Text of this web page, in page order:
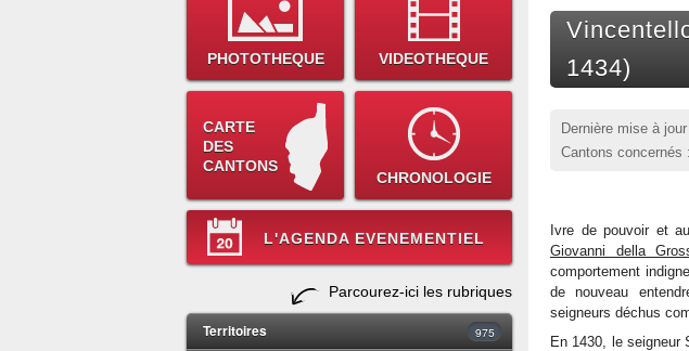
PHOTOTHEQUE VIDEOTHEQUE
CARTE
DES
CANTONS
CHRONOLOGIE
L'AGENDA EVENEMENTIEL
Parcourez-ici les rubriques
Territoires 975
1434)
Dernière mise à
Cantons concernés
Ivre de pouvoir et
Giovanni della
comportement
de nouveau
seigneurs déchus
En 1430, le seigneur